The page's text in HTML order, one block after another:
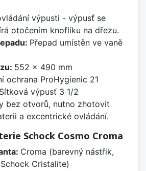
výpusti - výpusť se
otočením knoflíku na dřezu.
Přepad umístěn ve vaně
552 x 490 mm
ochrana ProHygienic 21
Sítková výpusť 3 1/2
bez otvorů, nutno zhotovit
a excentrické ovládání.
Schock Cosmo Croma
Croma (barevný nástřik,
Cristalite)